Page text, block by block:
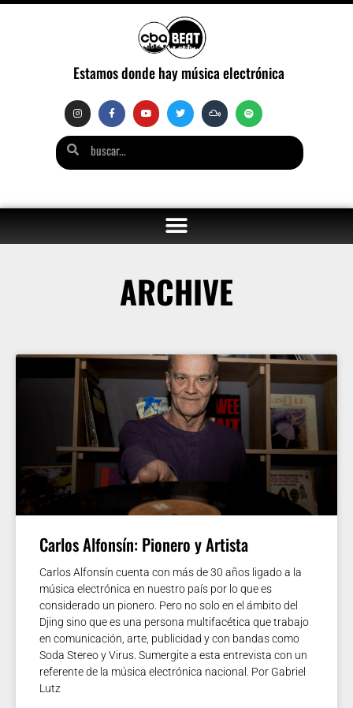
Estamos donde hay música electrónica
ARCHIVE
Carlos Alfonsín: Pionero y Artista
Carlos Alfonsín cuenta con más de 30 años ligado a la
música electrónica en nuestro país por lo que es
considerado un pionero. Pero no solo en el ámbito del
Djing sino que es una persona multifacética que trabajo
en comunicación, arte, publicidad y con bandas como
Soda Stereo y Virus. Sumergite a esta entrevista con un
referente de la música electrónica nacional. Por Gabriel
Lutz